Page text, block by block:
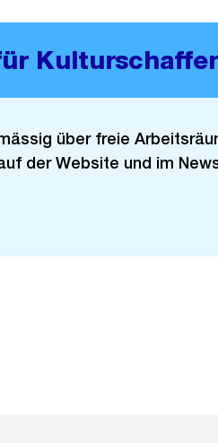
über freie
der Website und im